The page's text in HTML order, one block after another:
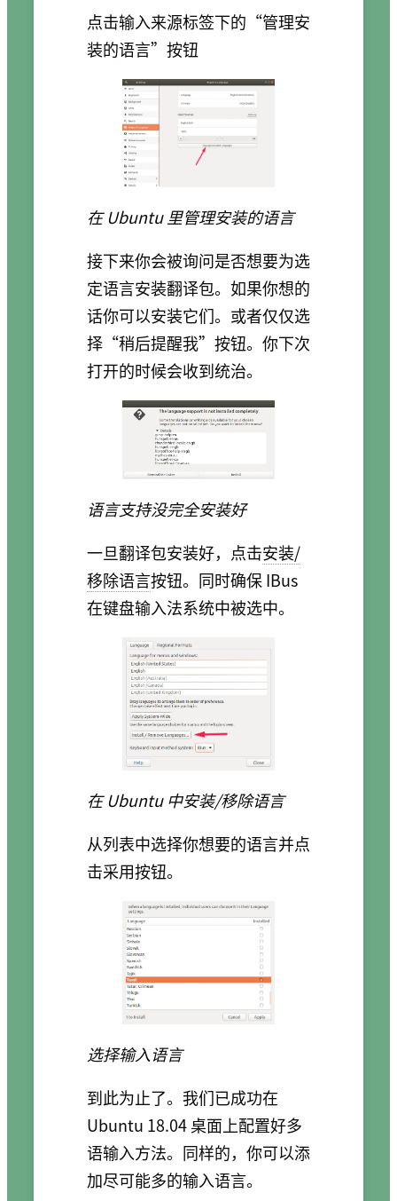
点击输入来源标签下的“管理安
装的语言”按钮
在 Ubuntu 里管理安装的语言
接下来你会被询问是否想要为选
定语言安装翻译包。如果你想的
话你可以安装它们。或者仅仅选
择“稍后提醒我”按钮。你下次
打开的时候会收到统治。
语言支持没完全安装好
一旦翻译包安装好，点击安装/
移除语言按钮。同时确保 IBus
在键盘输入法系统中被选中。
在 Ubuntu 中安装/移除语言
从列表中选择你想要的语言并点
击采用按钮。
选择输入语言
到此为止了。我们已成功在
Ubuntu 18.04 桌面上配置好多
语输入方法。同样的，你可以添
加尽可能多的输入语言。